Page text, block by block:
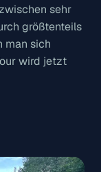
sehr
größtenteils
man sich
wird jetzt